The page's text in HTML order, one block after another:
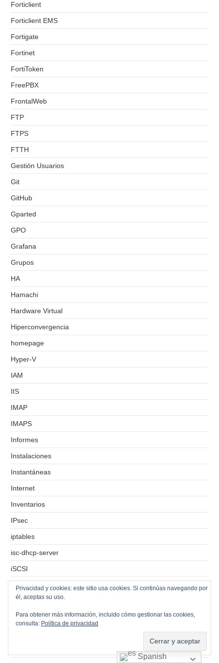
Forticlient
Forticlient EMS
Fortigate
Fortinet
FortiToken
FreePBX
FrontalWeb
FTP
FTPS
FTTH
Gestión Usuarios
Git
GitHub
Gparted
GPO
Grafana
Grupos
HA
Hamachi
Hardware Virtual
Hiperconvergencia
homepage
Hyper-V
IAM
IIS
IMAP
IMAPS
Informes
Instalaciones
Instantáneas
Internet
Inventarios
IPsec
iptables
isc-dhcp-server
iSCSI
ISO
Kaspersky
Keycloak
Spanish
Privacidad y cookies: este sitio usa cookies. Si continúas navegando por
él, aceptas su uso.
Para obtener más información, incluido cómo gestionar las cookies,
consulta: Política de privacidad